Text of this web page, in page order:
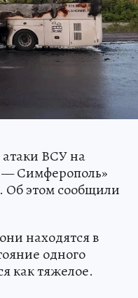
ВСУ на
— Симферополь»
Об этом сообщили
находятся в
одного
как тяжелое.